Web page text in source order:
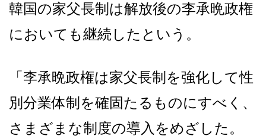
韓国の家父長制は解放後の李承晩政権
においても継続したという。
「李承晩政権は家父長制を強化して性
別分業体制を確固たるものにすべく、
さまざまな制度の導入をめざした。